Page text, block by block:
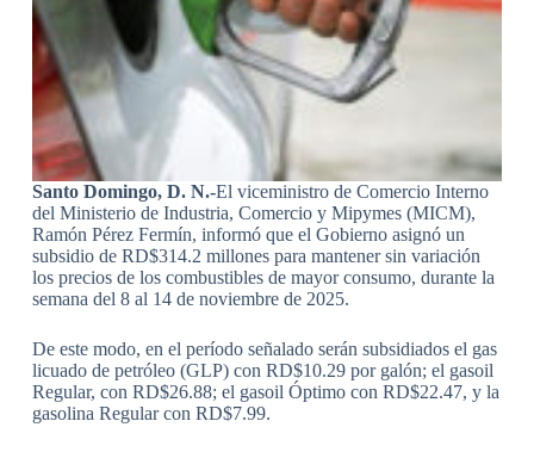
Santo Domingo, D. N.-El viceministro de Comercio Interno
del Ministerio de Industria, Comercio y Mipymes (MICM),
Ramón Pérez Fermín, informó que el Gobierno asignó un
subsidio de RD$314.2 millones para mantener sin variación
los precios de los combustibles de mayor consumo, durante la
semana del 8 al 14 de noviembre de 2025.
De este modo, en el período señalado serán subsidiados el gas
licuado de petróleo (GLP) con RD$10.29 por galón; el gasoil
Regular, con RD$26.88; el gasoil Óptimo con RD$22.47, y la
gasolina Regular con RD$7.99.